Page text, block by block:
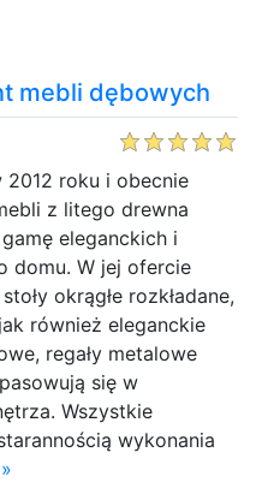
mebli dębowych
2012 roku i obecnie
z litego drewna
eleganckich i
domu. W jej ofercie
okrągłe rozkładane,
również eleganckie
regały metalowe
się w
Wszystkie
wykonania